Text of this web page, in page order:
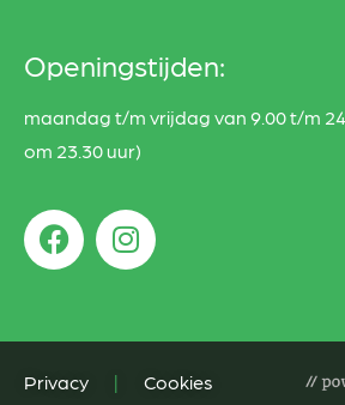
Openingstijden:
maandag t/m vrijdag van 9.00 t/m
om 23.30 uur)
Privacy | Cookies